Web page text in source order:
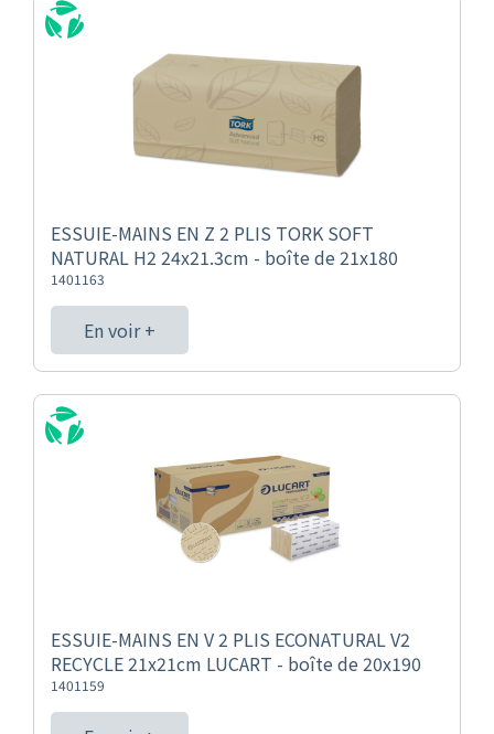
ESSUIE-MAINS EN Z 2 PLIS TORK SOFT
NATURAL H2 24x21.3cm - boîte de 21x180
1401163
En voir +
ESSUIE-MAINS EN V 2 PLIS ECONATURAL V2
RECYCLE 21x21cm LUCART - boîte de 20x190
1401159